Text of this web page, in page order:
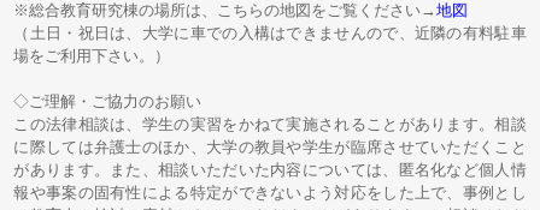
※総合教育研究棟の場所は、こちらの地図をご覧ください→地図
（土日・祝日は、大学に車での入構はできませんので、近隣の有料駐車
場をご利用下さい。）
◇ご理解・ご協力のお願い
この法律相談は、学生の実習をかねて実施されることがあります。相談
に際しては弁護士のほか、大学の教員や学生が臨席させていただくこと
があります。また、相談いただいた内容については、匿名化など個人情
報や事案の固有性による特定ができないよう対応をした上で、事例とし